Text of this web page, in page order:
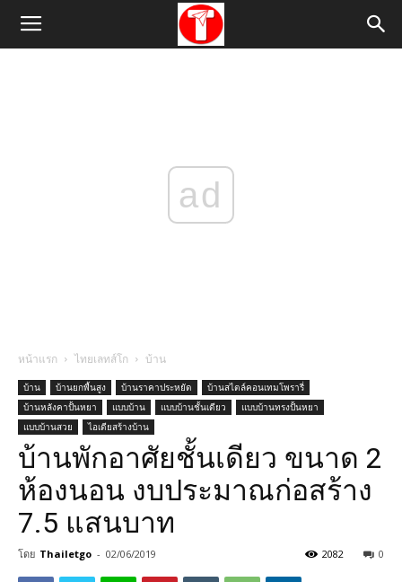
ad
หน้าแรก ไทยเลทส์โก บ้าน
บ้าน บ้านยกพื้นสูง บ้านราคาประหยัด
บ้านสไตล์คอนเทมโพรารี่
บ้านหลังคาปั้นหยา
แบบบ้าน แบบบ้านชั้นเดียว
แบบบ้านทรงปั้นหยา
แบบบ้านสวย
ไอเดียสร้างบ้าน
บ้านพักอาศัยชั้นเดียว ขนาด 2
ห้องนอน งบประมาณก่อสร้าง
7.5 แสนบาท
โดย Thailetgo - 02/06/2019 0
2082